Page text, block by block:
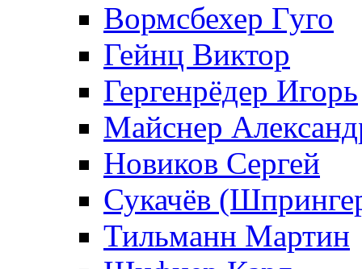
Вормсбехер Гуго
Гейнц Виктор
Гергенрёдер Игорь
Майснер
Новиков Сергей
Сукачёв
Тильманн Мартин